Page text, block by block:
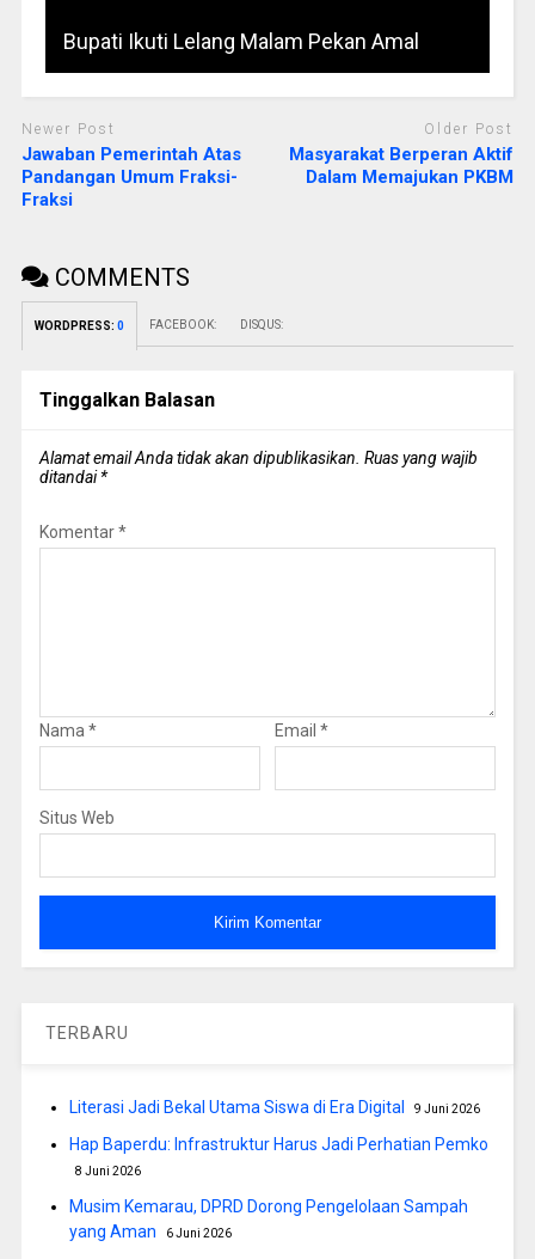
Bupati Ikuti Lelang Malam Pekan Amal
Newer Post
Jawaban Pemerintah Atas
Pandangan Umum Fraksi-
Fraksi
Older Post
Masyarakat Berperan Aktif
Dalam Memajukan PKBM
COMMENTS
WORDPRESS: 0 FACEBOOK: DISQUS:
Tinggalkan Balasan
Alamat email Anda tidak akan dipublikasikan. Ruas yang wajib
ditandai*
Komentar*
Nama * Email *
Situs Web
TERBARU
Literasi Jadi Bekal Utama Siswa di Era Digital 9 Juni 2026
Hap Baperdu: Infrastruktur Harus Jadi Perhatian Pemko
8 Juni 2026
Musim Kemarau, DPRD Dorong Pengelolaan Sampah
yang Aman
6 Juni 2026